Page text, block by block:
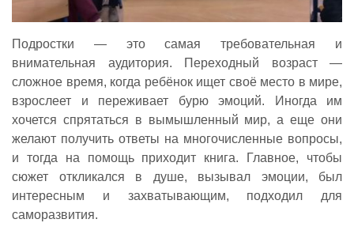
Подростки — это самая требовательная и
внимательная аудитория. Переходный возраст —
сложное время, когда ребёнок ищет своё место в мире,
взрослеет и переживает бурю эмоций. Иногда им
хочется спрятаться в вымышленный мир, а еще они
желают получить ответы на многочисленные вопросы,
и тогда на помощь приходит книга. Главное, чтобы
сюжет откликался в душе, вызывал эмоции, был
интересным и захватывающим, подходил для
саморазвития.